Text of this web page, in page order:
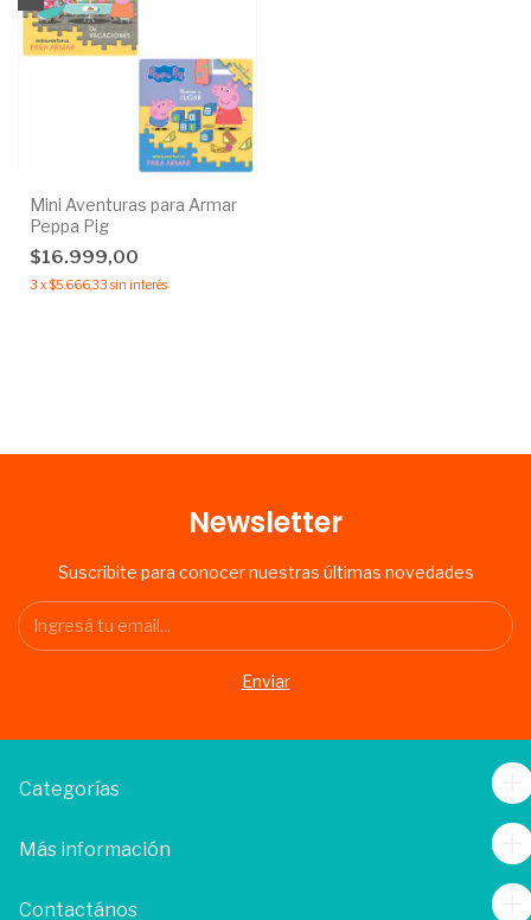
Mini Aventuras para Armar
Peppa Pig
$16.999,00
3 x$5.666,33 sin interés
Newsletter
Suscribite para conocer nuestras últimas novedades
Categorías
Más información
Contactános